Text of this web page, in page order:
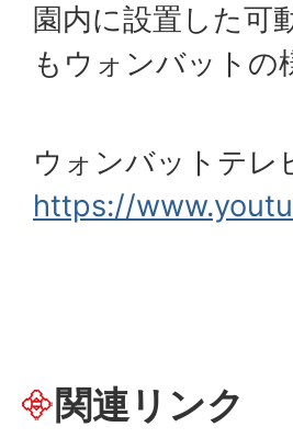
園内に設置した可
もウォンバットの
ウォンバットテレ
https://
関連リンク